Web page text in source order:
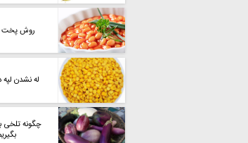
روش پخت
له نشدن
چگونه تلخی